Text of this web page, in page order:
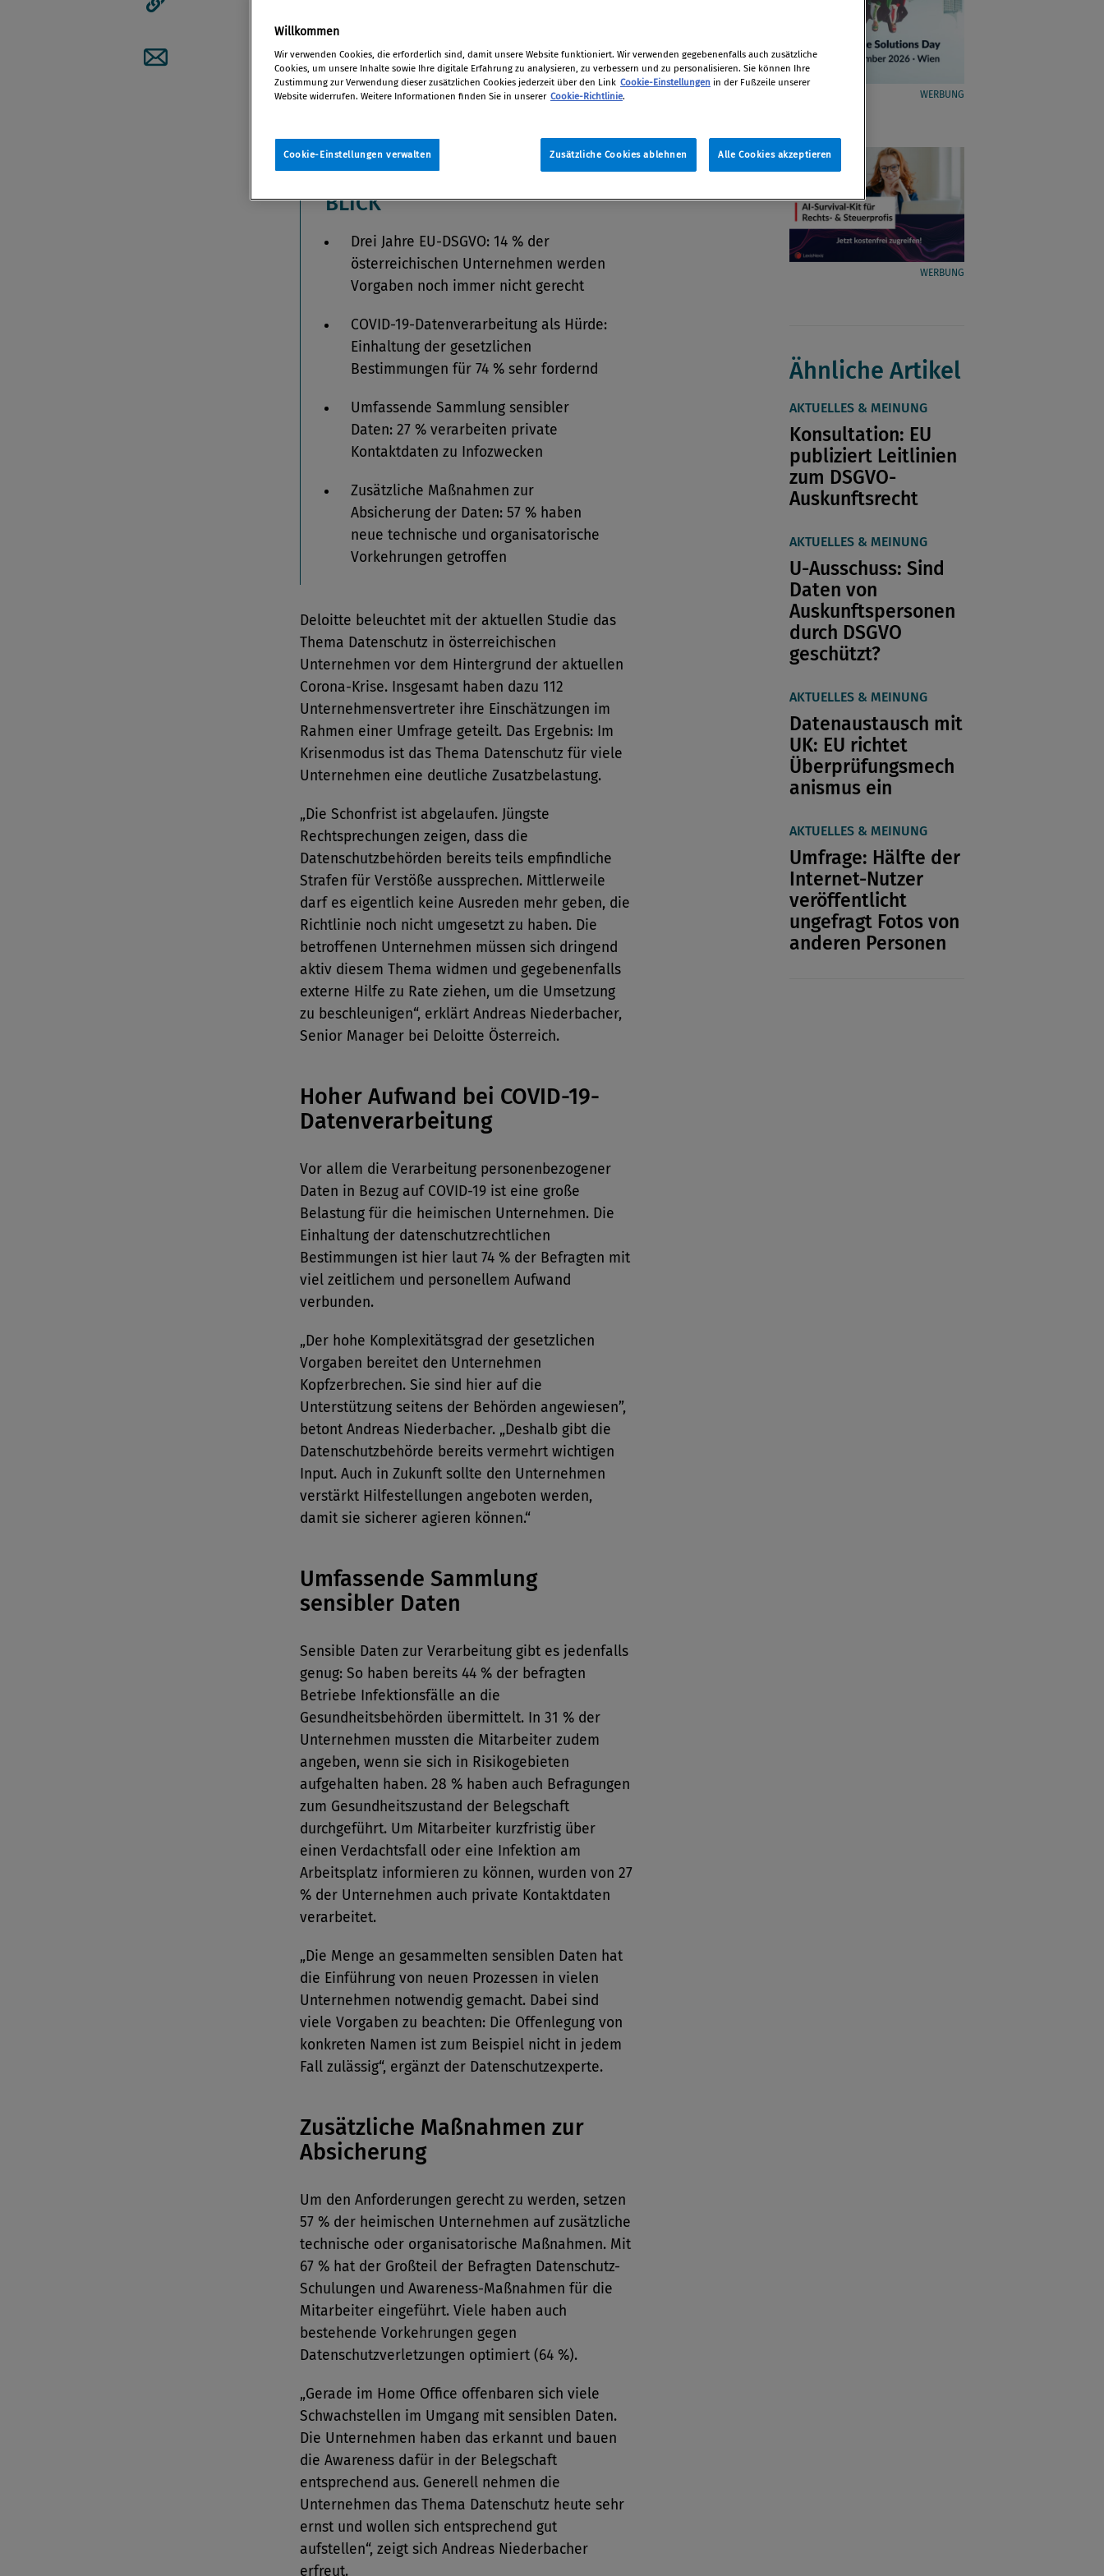
Artikellink kopieren
Artikel per Mail teilen
VonRedaktion
06. April 2021
DIE KEY FINDINGS AUF EINEN
BLICK
Drei Jahre EU-DSGVO: 14 % der
österreichischen Unternehmen werden
Vorgaben noch immer nicht gerecht
COVID-19-Datenverarbeitung als Hürde:
Einhaltung der gesetzlichen
Bestimmungen für 74 % sehr fordernd
Umfassende Sammlung sensibler
Daten: 27 % verarbeiten private
Kontaktdaten zu Infozwecken
Zusätzliche Maßnahmen zur
Absicherung der Daten: 57 % haben
neue technische und organisatorische
Vorkehrungen getroffen
Deloitte beleuchtet mit der aktuellen Studie das
Thema Datenschutz in österreichischen
Unternehmen vor dem Hintergrund der aktuellen
Corona-Krise. Insgesamt haben dazu 112
Unternehmensvertreter ihre Einschätzungen im
Rahmen einer Umfrage geteilt. Das Ergebnis: Im
Krisenmodus ist das Thema Datenschutz für viele
Unternehmen eine deutliche Zusatzbelastung.
„Die Schonfrist ist abgelaufen. Jüngste
Rechtsprechungen zeigen, dass die
Datenschutzbehörden bereits teils empfindliche
Strafen für Verstöße aussprechen. Mittlerweile
darf es eigentlich keine Ausreden mehr geben, die
Richtlinie noch nicht umgesetzt zu haben. Die
betroffenen Unternehmen müssen sich dringend
aktiv diesem Thema widmen und gegebenenfalls
externe Hilfe zu Rate ziehen, um die Umsetzung
zu beschleunigen“, erklärt Andreas Niederbacher,
Senior Manager bei Deloitte Österreich.
Hoher Aufwand bei COVID-19-
Datenverarbeitung
Vor allem die Verarbeitung personenbezogener
Daten in Bezug auf COVID-19 ist eine große
Belastung für die heimischen Unternehmen. Die
Einhaltung der datenschutzrechtlichen
Bestimmungen ist hier laut 74 % der Befragten mit
viel zeitlichem und personellem Aufwand
verbunden.
„Der hohe Komplexitätsgrad der gesetzlichen
Vorgaben bereitet den Unternehmen
Kopfzerbrechen. Sie sind hier auf die
Unterstützung seitens der Behörden angewiesen”,
betont Andreas Niederbacher. „Deshalb gibt die
Datenschutzbehörde bereits vermehrt wichtigen
Input. Auch in Zukunft sollte den Unternehmen
verstärkt Hilfestellungen angeboten werden,
damit sie sicherer agieren können.“
Umfassende Sammlung
sensibler Daten
Sensible Daten zur Verarbeitung gibt es jedenfalls
genug: So haben bereits 44 % der befragten
Betriebe Infektionsfälle an die
Gesundheitsbehörden übermittelt. In 31 % der
Unternehmen mussten die Mitarbeiter zudem
angeben, wenn sie sich in Risikogebieten
aufgehalten haben. 28 % haben auch Befragungen
zum Gesundheitszustand der Belegschaft
durchgeführt. Um Mitarbeiter kurzfristig über
einen Verdachtsfall oder eine Infektion am
Arbeitsplatz informieren zu können, wurden von 27
% der Unternehmen auch private Kontaktdaten
verarbeitet.
„Die Menge an gesammelten sensiblen Daten hat
die Einführung von neuen Prozessen in vielen
Unternehmen notwendig gemacht. Dabei sind
viele Vorgaben zu beachten: Die Offenlegung von
konkreten Namen ist zum Beispiel nicht in jedem
Fall zulässig“, ergänzt der Datenschutzexperte.
Zusätzliche Maßnahmen zur
Absicherung
Um den Anforderungen gerecht zu werden, setzen
57 % der heimischen Unternehmen auf zusätzliche
technische oder organisatorische Maßnahmen. Mit
67 % hat der Großteil der Befragten Datenschutz-
Schulungen und Awareness-Maßnahmen für die
Mitarbeiter eingeführt. Viele haben auch
bestehende Vorkehrungen gegen
Datenschutzverletzungen optimiert (64 %).
„Gerade im Home Office offenbaren sich viele
Schwachstellen im Umgang mit sensiblen Daten.
Die Unternehmen haben das erkannt und bauen
die Awareness dafür in der Belegschaft
entsprechend aus. Generell nehmen die
Unternehmen das Thema Datenschutz heute sehr
ernst und wollen sich entsprechend gut
aufstellen“, zeigt sich Andreas Niederbacher
erfreut.
WERBUNG
WERBUNG
Ähnliche Artikel
AKTUELLES & MEINUNG
Konsultation: EU
publiziert Leitlinien
zum DSGVO-
Auskunftsrecht
AKTUELLES & MEINUNG
U-Ausschuss: Sind
Daten von
Auskunftspersonen
durch DSGVO
geschützt?
AKTUELLES & MEINUNG
Datenaustausch mit
UK: EU richtet
Überprüfungsmech
anismus ein
AKTUELLES & MEINUNG
Umfrage: Hälfte der
Internet-Nutzer
veröffentlicht
ungefragt Fotos von
anderen Personen
Willkommen
Wir verwenden Cookies, die erforderlich sind, damit unsere Website funktioniert. Wir verwenden gegebenenfalls auch zusätzliche
Cookies, um unsere Inhalte sowie Ihre digitale Erfahrung zu analysieren, zu verbessern und zu personalisieren. Sie können Ihre
Zustimmung zur Verwendung dieser zusätzlichen Cookies jederzeit über den Link Cookie-Einstellungen in der Fußzeile unserer
Website widerrufen. Weitere Informationen finden Sie in unserer Cookie-Richtlinie.
Zusätzliche Cookies ablehnen Alle Cookies akzeptieren
Cookie-Einstellungen verwalten